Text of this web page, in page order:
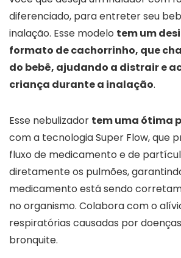
diferenciado, para entreter seu
inalação. Esse modelo tem um
formato de cachorrinho, que
do bebê, ajudando a distrair e
criança durante a inalação.
Esse nebulizador tem uma ótima
com a tecnologia Super Flow, que
fluxo de medicamento e de
diretamente os pulmões,
medicamento está sendo
no organismo. Colabora com o
respiratórias causadas por
bronquite.